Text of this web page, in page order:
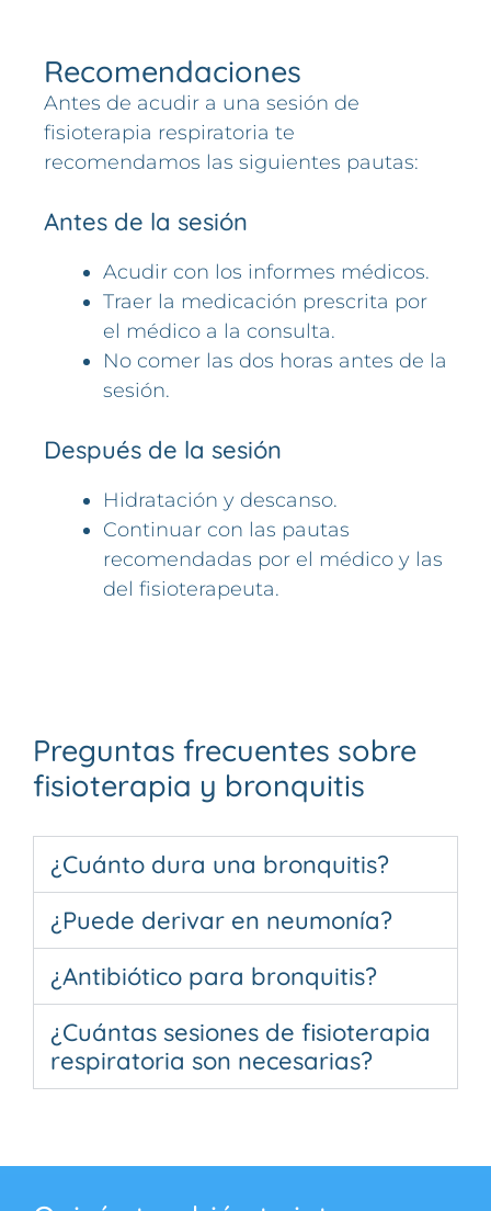
Recomendaciones
Antes de acudir a una sesión de
fisioterapia respiratoria te
recomendamos las siguientes pautas:
Antes de la sesión
Acudir con los informes médicos.
Traer la medicación prescrita por
el médico a la consulta.
No comer las dos horas antes de la
sesión.
Después de la sesión
Hidratación y descanso.
Continuar con las pautas
recomendadas por el médico y las
del fisioterapeuta.
Preguntas frecuentes sobre
fisioterapia y bronquitis
¿Cuánto dura una bronquitis?
¿Puede derivar en neumonía?
¿Antibiótico para bronquitis?
¿Cuántas sesiones de fisioterapia
respiratoria son necesarias?